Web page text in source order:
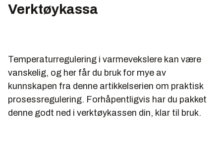
Verktøykassa
Temperaturregulering i varmevekslere kan være
vanskelig, og her får du bruk for mye av
kunnskapen fra denne artikkelserien om praktisk
prosessregulering. Forhåpentligvis har du pakket
denne godt ned i verktøykassen din, klar til bruk.